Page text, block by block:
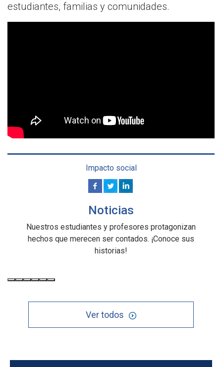
estudiantes, familias y comunidades.
Impacto social
Noticias
Nuestros estudiantes y profesores protagonizan
hechos que merecen ser contados. ¡Conoce sus
historias!
Ver todos